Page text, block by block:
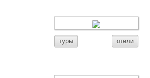
туры отели